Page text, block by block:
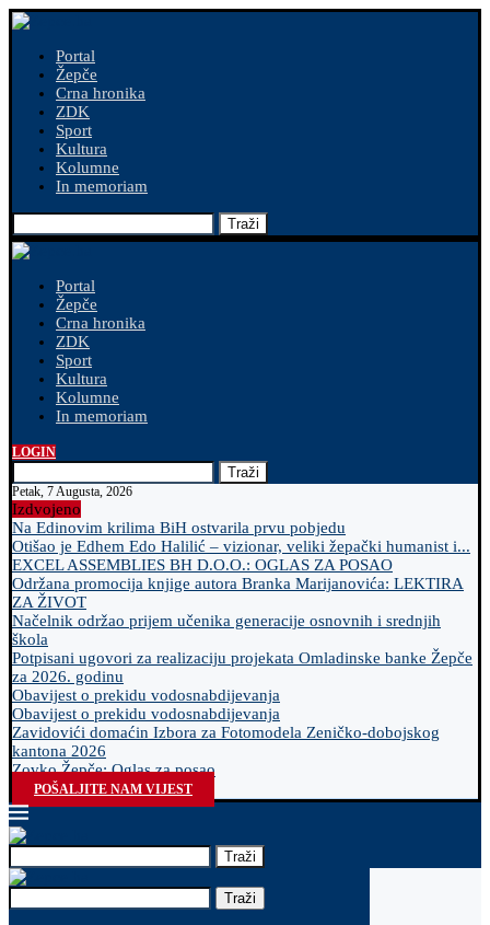
Portal
Žepče
Crna hronika
ZDK
Sport
Kultura
Kolumne
In memoriam
Traži
Portal
Žepče
Crna hronika
ZDK
Sport
Kultura
Kolumne
In memoriam
LOGIN
Traži
Petak, 7 Augusta, 2026
Izdvojeno
Na Edinovim krilima BiH ostvarila prvu pobjedu
Otišao je Edhem Edo Halilić – vizionar, veliki žepački humanist i...
EXCEL ASSEMBLIES BH D.O.O.: OGLAS ZA POSAO
Održana promocija knjige autora Branka Marijanovića: LEKTIRA
ZA ŽIVOT
Načelnik održao prijem učenika generacije osnovnih i srednjih
škola
Potpisani ugovori za realizaciju projekata Omladinske banke Žepče
za 2026. godinu
Obavijest o prekidu vodosnabdijevanja
Obavijest o prekidu vodosnabdijevanja
Zavidovići domaćin Izbora za Fotomodela Zeničko-dobojskog
kantona 2026
Zovko Žepče: Oglas za posao
POŠALJITE NAM VIJEST
Traži
Traži